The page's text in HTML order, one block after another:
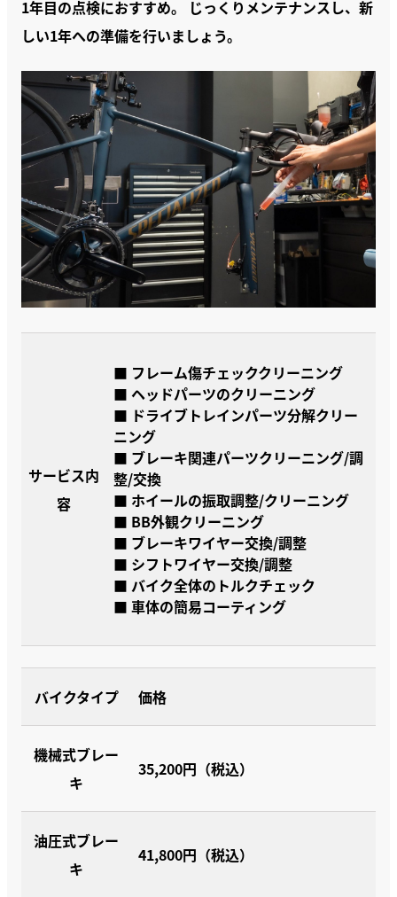
1年目の点検におすすめ。 じっくりメンテナンスし、新
しい1年への準備を行いましょう。
サービス内
容
■ フレーム傷チェッククリーニング
■ ヘッドパーツのクリーニング
■ ドライブトレインパーツ分解クリー
ニング
■ ブレーキ関連パーツクリーニング/調
整/交換
■ ホイールの振取調整/クリーニング
■ BB外観クリーニング
■ ブレーキワイヤー交換/調整
■ シフトワイヤー交換/調整
■ バイク全体のトルクチェック
■ 車体の簡易コーティング
バイクタイプ 価格
機械式ブレー
キ
35,200円（税込）
油圧式ブレー
キ
41,800円（税込）